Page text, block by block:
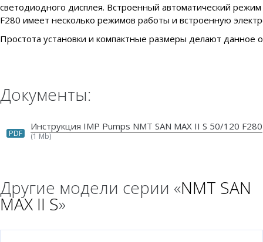
светодиодного дисплея. Встроенный автоматический
F280 имеет несколько режимов работы и встроенную
Простота установки и компактные размеры делают
Документы:
PDF
Инструкция IMP Pumps NMT SAN MAX II S 50/120 F280
(1 Mb)
Другие модели серии «NMT SAN
MAX II S»